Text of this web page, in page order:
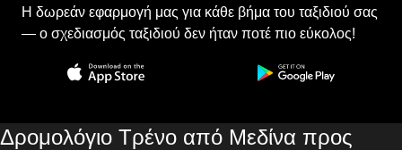
Η δωρεάν εφαρμογή μας για κάθε βήμα του ταξιδιού σας
— ο σχεδιασμός ταξιδιού δεν ήταν ποτέ πιο εύκολος!
Δρομολόγιο Τρένο από Μεδίνα προς